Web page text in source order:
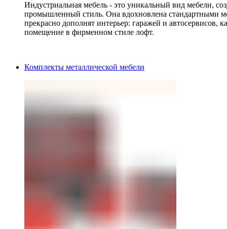
Индустриальная мебель - это уникальный вид мебели,
промышленный стиль. Она вдохновлена стандартными
прекрасно дополнят интерьер: гаражей и автосервисов,
помещение в фирменном стиле лофт.
Комплекты металлической мебели